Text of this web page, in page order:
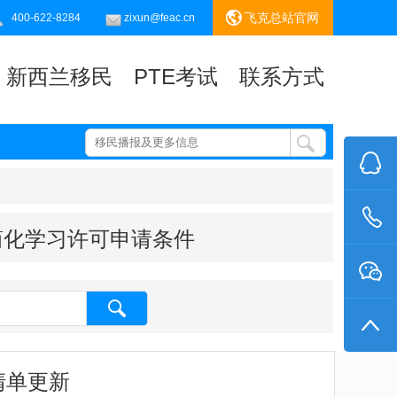
400-622-8284 zixun@feac.cn 飞克总站官网
新西兰移民 PTE考试 联系方式
学习许可申请条件
单更新